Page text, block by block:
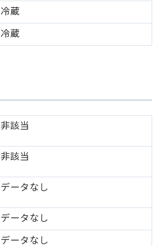
冷蔵
冷蔵
非該当
非該当
データなし
データなし
データなし